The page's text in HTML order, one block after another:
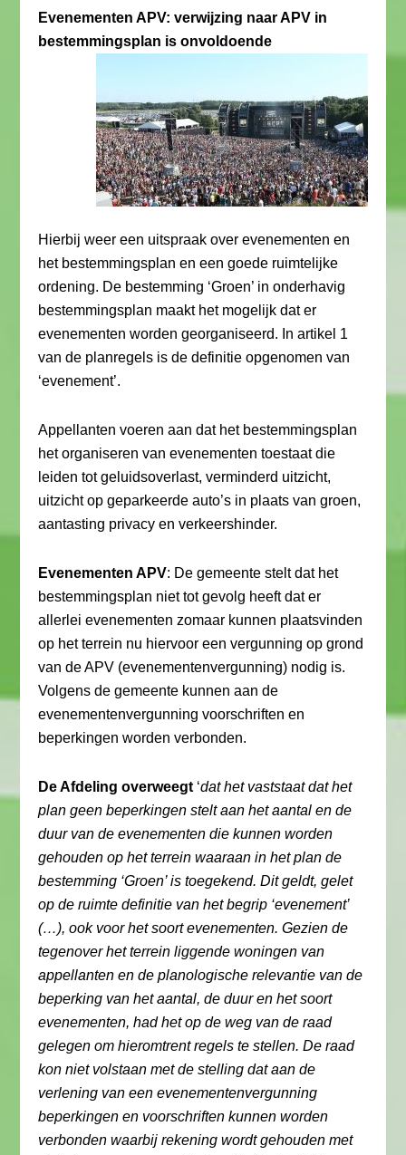
Evenementen APV: verwijzing naar APV in
bestemmingsplan is onvoldoende
Hierbij weer een uitspraak over evenementen en
het bestemmingsplan en een goede ruimtelijke
ordening. De bestemming ‘Groen’ in onderhavig
bestemmingsplan maakt het mogelijk dat er
evenementen worden georganiseerd. In artikel 1
van de planregels is de definitie opgenomen van
‘evenement’.
Appellanten voeren aan dat het bestemmingsplan
het organiseren van evenementen toestaat die
leiden tot geluidsoverlast, verminderd uitzicht,
uitzicht op geparkeerde auto’s in plaats van groen,
aantasting privacy en verkeershinder.
Evenementen APV: De gemeente stelt dat het
bestemmingsplan niet tot gevolg heeft dat er
allerlei evenementen zomaar kunnen plaatsvinden
op het terrein nu hiervoor een vergunning op grond
van de APV (evenementenvergunning) nodig is.
Volgens de gemeente kunnen aan de
evenementenvergunning voorschriften en
beperkingen worden verbonden.
De Afdeling overweegt ‘dat het vaststaat dat het
plan geen beperkingen stelt aan het aantal en de
duur van de evenementen die kunnen worden
gehouden op het terrein waaraan in het plan de
bestemming ‘Groen’ is toegekend. Dit geldt, gelet
op de ruimte definitie van het begrip ‘evenement’
(…), ook voor het soort evenementen. Gezien de
tegenover het terrein liggende woningen van
appellanten en de planologische relevantie van de
beperking van het aantal, de duur en het soort
evenementen, had het op de weg van de raad
gelegen om hieromtrent regels te stellen. De raad
kon niet volstaan met de stelling dat aan de
verlening van een evenementenvergunning
beperkingen en voorschriften kunnen worden
verbonden waarbij rekening wordt gehouden met